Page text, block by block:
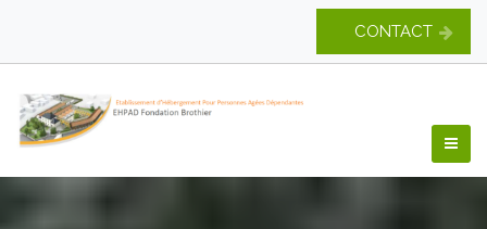
content
CONTACT
Brothier